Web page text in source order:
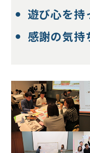
遊び心を持
感謝の気持